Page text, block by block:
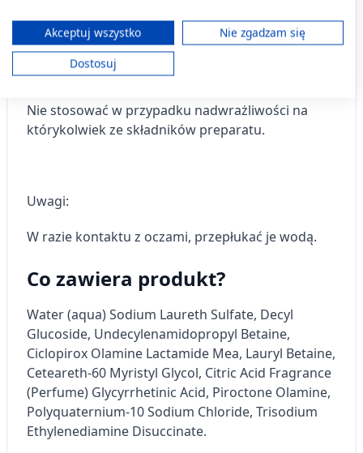
Przeciwwskazania. Kto nie
powinien przyjmować
produktu?
Nie stosować w przypadku nadwrażliwości na
którykolwiek ze składników preparatu.
Uwagi:
W razie kontaktu z oczami, przepłukać je wodą.
Co zawiera produkt?
Water (aqua) Sodium Laureth Sulfate, Decyl
Glucoside, Undecylenamidopropyl Betaine,
Ciclopirox Olamine Lactamide Mea, Lauryl Betaine,
Ceteareth-60 Myristyl Glycol, Citric Acid Fragrance
(Perfume) Glycyrrhetinic Acid, Piroctone Olamine,
Polyquaternium-10 Sodium Chloride, Trisodium
Ethylenediamine Disuccinate.
ograniczonych danych do wyboru treści.
Dane mogą być udostępniane poza Unię Europejską i wysyłane do USA.
Twoja zgoda i polityka cookie dotyczą wyłącznie tej witryny/aplikacji.
Wyświetl listę partnerów (11 dostawców IAB)
Cele przetwarzania IAB:
Przechowywanie informacji na urządzeniu
wyboru reklam
Tworzenie profili w celu
spersonalizowanych reklam
Wykorzystanie profili do wyboru
spersonalizowanych reklam
Tworzenie profili w celu personalizacji treści
Wykorzystywanie profili w celu doboru
spersonalizowanych treści
Pomiar efektywności reklam
Pomiar efektywności treści
Akceptuj wszystko
Nie zgadzam się
Dostosuj